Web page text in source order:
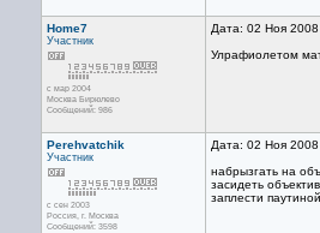
Home7
Участник
с мар 2004
Москва Бирюлево
Сообщений: 986
Дата: 02 Ноя
Улрафиолетом
Perehvatchik
Участник
с сен 2003
Россия, г. Москва
Сообщений: 3598
Дата: 02 Ноя
набрызгать на
засидеть
заплести паутиной